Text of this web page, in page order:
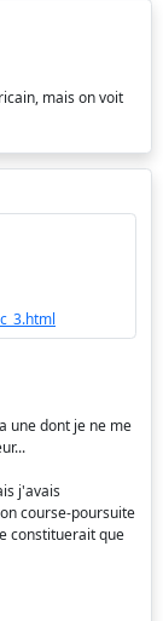
mais on voit
une dont je ne me
j'avais
course-poursuite
constituerait que